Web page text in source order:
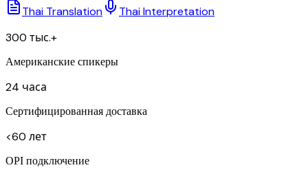
Thai Translation
Thai Interpretation
300 тыс.+
Американские спикеры
24 часа
Сертифицированная доставка
<60 лет
OPI подключение